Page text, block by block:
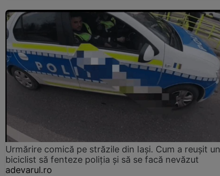
Urmărire comică pe străzile din Iași. Cum a reușit un
biciclist să fenteze poliția și să se facă nevăzut
adevarul.ro